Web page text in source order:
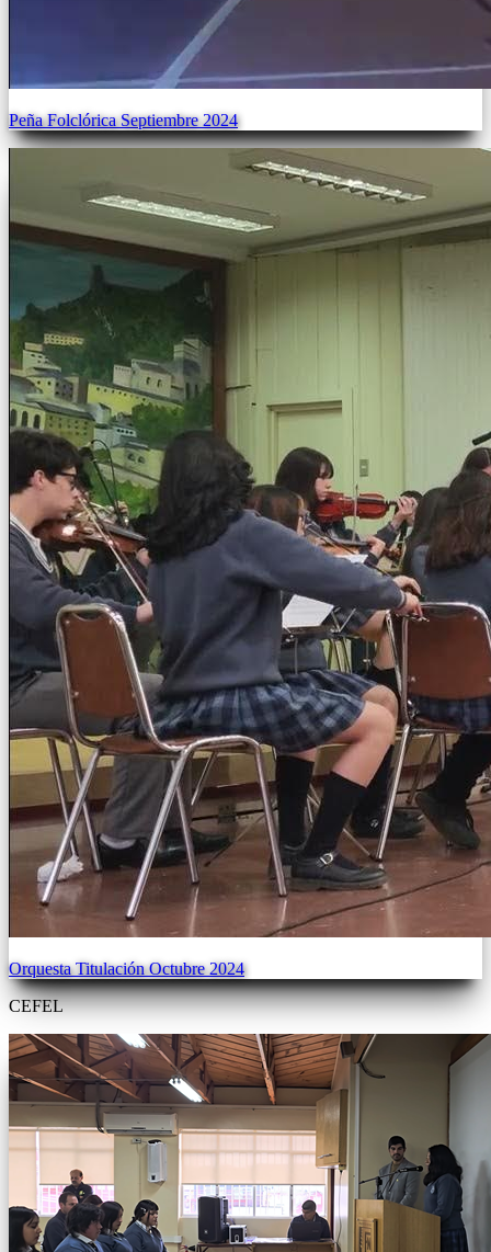
Peña Folclórica Septiembre 2024
Orquesta Titulación Octubre 2024
CEFEL